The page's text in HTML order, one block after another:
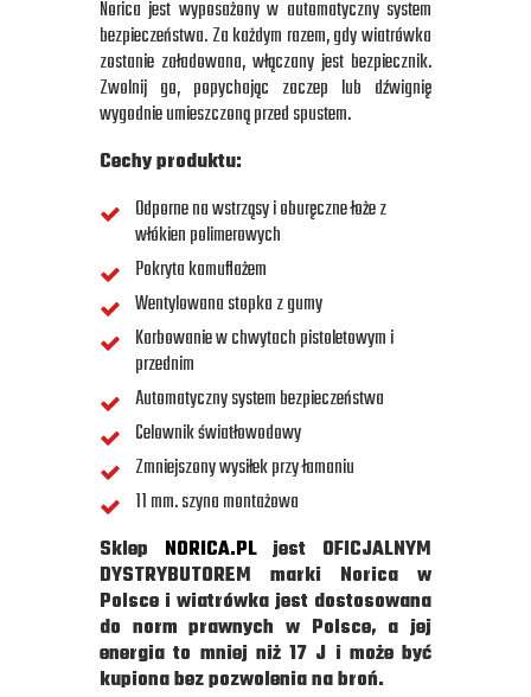
Norica jest wyposażony w automatyczny system
bezpieczeństwa. Za każdym razem, gdy wiatrówka
zostanie załadowana, włączany jest bezpiecznik.
Zwolnij go, popychając zaczep lub dźwignię
wygodnie umieszczoną przed spustem.
Cechy produktu:
Odporne na wstrząsy i oburęczne łoże z
włókien polimerowych
Pokryta kamuflażem
Wentylowana stopka z gumy
Karbowanie w chwytach pistoletowym i
przednim
Automatyczny system bezpieczeństwa
Celownik światłowodowy
Zmniejszony wysiłek przy łamaniu
11 mm. szyna montażowa
Sklep NORICA.PLjest OFICJALNYM
DYSTRYBUTOREM marki Norica w
Polsce i wiatrówka jest dostosowana
do norm prawnych w Polsce, a jej
energia to mniej niż 17 J i może być
kupiona bez pozwolenia na broń.